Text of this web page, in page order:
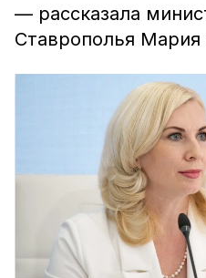
— рассказала
Ставрополья Мария